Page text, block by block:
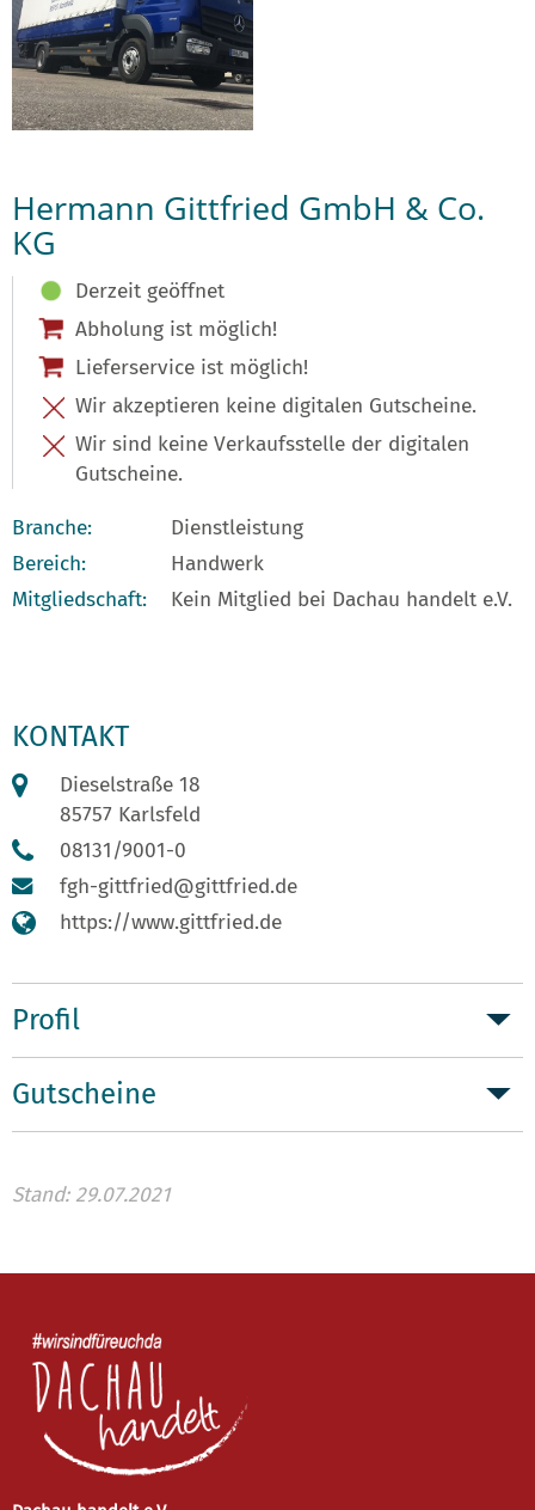
Hermann Gittfried GmbH & Co.
KG
Derzeit geöffnet
Abholung ist möglich!
Lieferservice ist möglich!
Wir akzeptieren keine digitalen Gutscheine.
Wir sind keine Verkaufsstelle der digitalen
Gutscheine.
Branche:
Dienstleistung
Bereich:
Handwerk
Mitgliedschaft:
Kein Mitglied bei Dachau handelt e.V.
KONTAKT
Dieselstraße 18
85757 Karlsfeld
08131/9001-0
fgh-gittfried@gittfried.de
https://www.gittfried.de
Profil
Gutscheine
Stand: 29.07.2021